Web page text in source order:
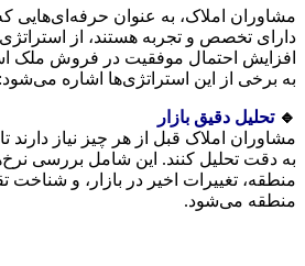
مشاوران املاک، به عنوان حرفه‌ای‌هایی
دارای تخصص و تجربه هستند، از
افزایش احتمال موفقیت در فروش ملک
به برخی از این استراتژی‌ها اشاره می‌شود:
🔹تحلیل دقیق بازار
مشاوران املاک قبل از هر چیز نیاز دارند
به دقت تحلیل کنند. این شامل بررسی
منطقه، تغییرات اخیر در بازار، و
منطقه می‌شود.